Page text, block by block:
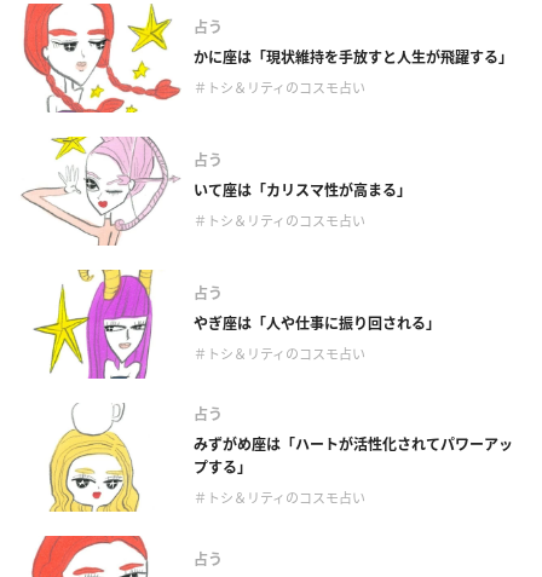
占う
かに座は「現状維持を手放すと人生が飛躍する」
＃トシ＆リティのコスモ占い
占う
いて座は「カリスマ性が高まる」
＃トシ＆リティのコスモ占い
占う
やぎ座は「人や仕事に振り回される」
＃トシ＆リティのコスモ占い
占う
みずがめ座は「ハートが活性化されてパワーアッ
プする」
＃トシ＆リティのコスモ占い
占う